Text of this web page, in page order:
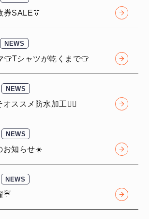
券SALE👔
NEWS
👕Tシャツが乾くまで👕
NEWS
ススメ防水加工💁‍♀️
NEWS
お知らせ☀️
NEWS
☔️